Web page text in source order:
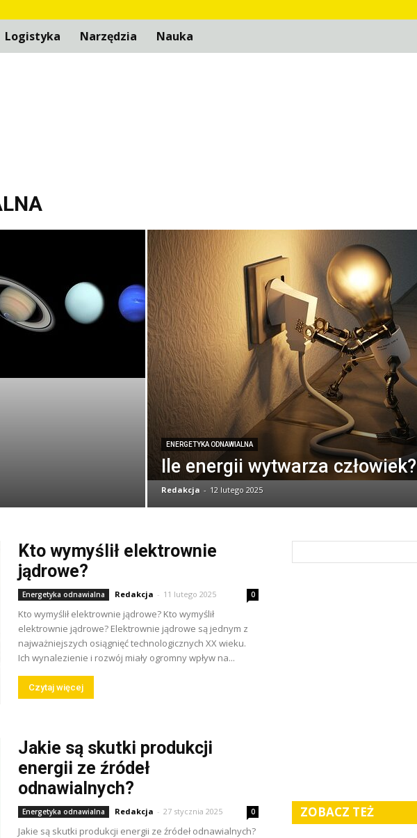
Logistyka Narzędzia Nauka
ENERGETYKA ODNAWIALNA
Ile energii wytwarza człowiek?
Redakcja - 12 lutego 2025
Kto wymyślił elektrownie
jądrowe?
Energetyka odnawialna Redakcja - 11 lutego 2025 0
Kto wymyślił elektrownie jądrowe? Kto wymyślił
elektrownie jądrowe? Elektrownie jądrowe są jednym z
najważniejszych osiągnięć technologicznych XX wieku.
Ich wynalezienie i rozwój miały ogromny wpływ na...
Czytaj więcej
Jakie są skutki produkcji
energii ze źródeł
odnawialnych?
Energetyka odnawialna Redakcja - 27 stycznia 2025 0
Jakie są skutki produkcji energii ze źródeł odnawialnych?
ZOBACZ TEŻ